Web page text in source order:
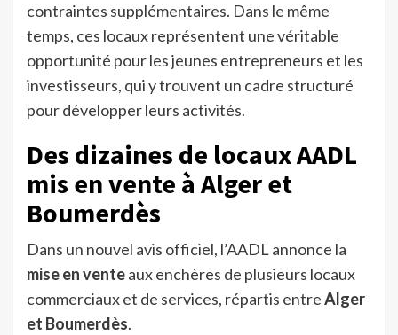
contraintes supplémentaires. Dans le même
temps, ces locaux représentent une véritable
opportunité pour les jeunes entrepreneurs et les
investisseurs, qui y trouvent un cadre structuré
pour développer leurs activités.
Des dizaines de locaux AADL
mis en vente à Alger et
Boumerdès
Dans un nouvel avis officiel, l’AADL annonce la
mise en venteaux enchères de plusieurs locaux
commerciaux et de services, répartis entreAlger
et Boumerdès.